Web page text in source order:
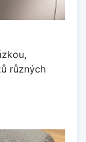
různých